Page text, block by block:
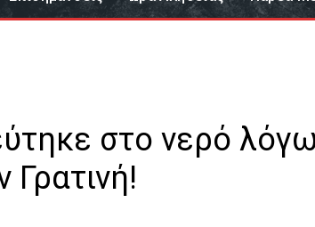
στο νερό